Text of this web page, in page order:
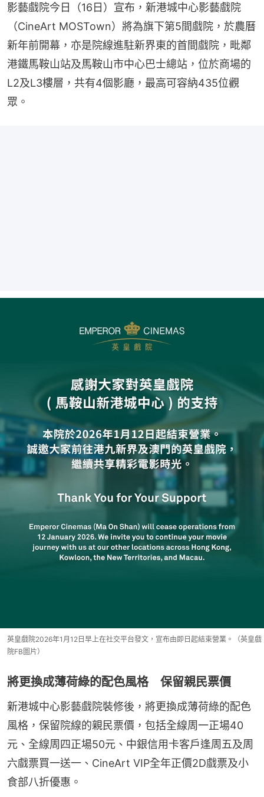
影藝戲院今日（16日）宣布，新港城中心影藝戲院
（CineArt MOSTown）將為旗下第5間戲院，於農曆
新年前開幕，亦是院線進駐新界東的首間戲院，毗鄰
港鐵馬鞍山站及馬鞍山市中心巴士總站，位於商場的
L2及L3樓層，共有4個影廳，最高可容納435位觀
眾。
英皇戲院2026年1月12日早上在社交平台發文，宣布由即日起結束營業。（英皇戲
院FB圖片）
將更換成薄荷綠的配色風格 保留親民票價
新港城中心影藝戲院裝修後，將更換成薄荷綠的配色
風格，保留院線的親民票價，包括全線周一正場40
元、全線周四正場50元、中銀信用卡客戶逢周五及周
六戲票買一送一、CineArt VIP全年正價2D戲票及小
食部八折優惠。